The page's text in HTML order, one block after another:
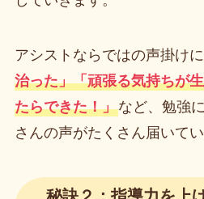
アシストならではの声掛けに
治った」「頑張る気持ちが
たらできた！」など、勉強
さんの声がたくさん届いてい